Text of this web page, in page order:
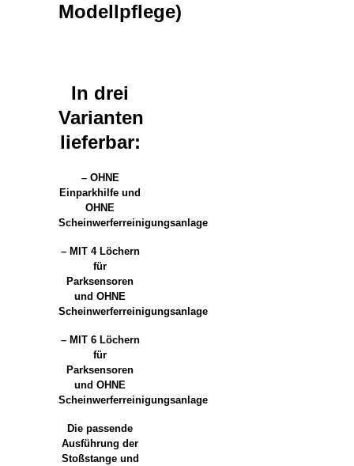
Modellpflege)
In drei
Varianten
lieferbar:
– OHNE
Einparkhilfe und
OHNE
Scheinwerferreinigungsanlage
– MIT 4 Löchern
für
Parksensoren
und OHNE
Scheinwerferreinigungsanlage
– MIT 6 Löchern
für
Parksensoren
und OHNE
Scheinwerferreinigungsanlage
Die passende
Ausführung der
Stoßstange und